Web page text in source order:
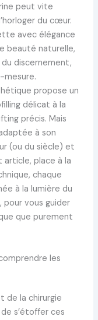
peut vite
du cœur.
avec élégance
beauté naturelle,
discernement,
mesure.
propose un
délicat à la
précis. Mais
à son
(ou du siècle) et
article, place à la
chaque
à la lumière du
vous guider
que purement
les
de la chirurgie
s’étoffer ces